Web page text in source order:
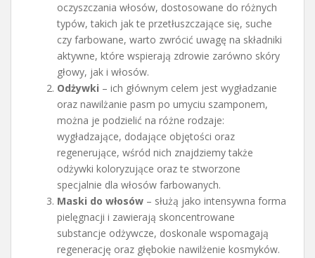
oczyszczania włosów, dostosowane do różnych
typów, takich jak te przetłuszczające się, suche
czy farbowane, warto zwrócić uwagę na składniki
aktywne, które wspierają zdrowie zarówno skóry
głowy, jak i włosów.
Odżywki – ich głównym celem jest wygładzanie
oraz nawilżanie pasm po umyciu szamponem,
można je podzielić na różne rodzaje:
wygładzające, dodające objętości oraz
regenerujące, wśród nich znajdziemy także
odżywki koloryzujące oraz te stworzone
specjalnie dla włosów farbowanych.
Maski do włosów – służą jako intensywna forma
pielęgnacji i zawierają skoncentrowane
substancje odżywcze, doskonale wspomagają
regenerację oraz głębokie nawilżenie kosmyków.